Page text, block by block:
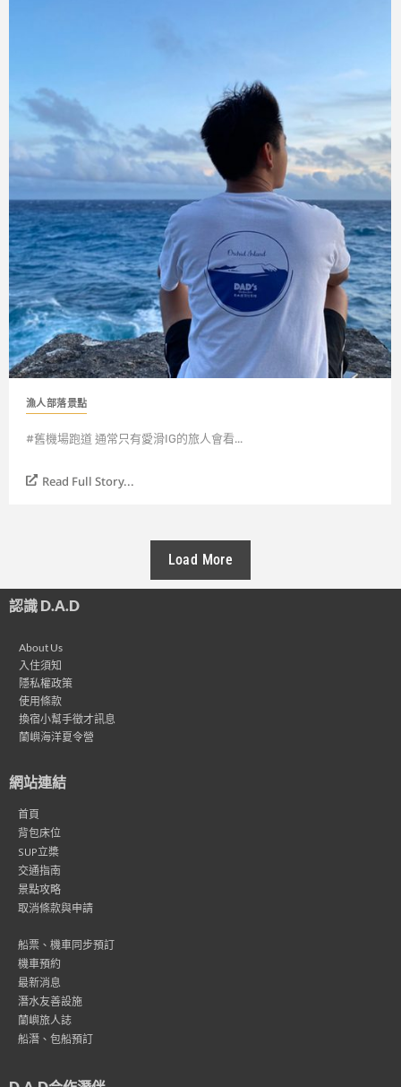
漁人部落景點
#舊機場跑道 通常只有愛滑IG的旅人會看...
Read Full Story...
Load More
認識 D.A.D
About Us
入住須知
隱私權政策
使用條款
換宿小幫手徵才訊息
蘭嶼海洋夏令營
網站連結
首頁
背包床位
SUP立槳
交通指南
景點攻略
取消條款與申請
船票、機車同步預訂
機車預約
最新消息
潛水友善設施
蘭嶼旅人誌
船潛、包船預訂